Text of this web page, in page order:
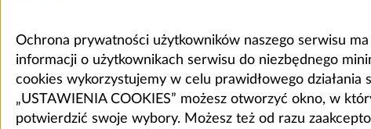
Ochrona prywatności użytkowników naszego serwisu
informacji o użytkownikach serwisu do niezbędnego
cookies wykorzystujemy w celu prawidłowego
„USTAWIENIA COOKIES” możesz otworzyć okno, w
potwierdzić swoje wybory. Możesz też od razu